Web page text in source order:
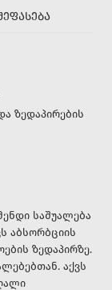
ზედაპირების
საშუალება
აბსორბციის
ზედაპირზე.
აქვს